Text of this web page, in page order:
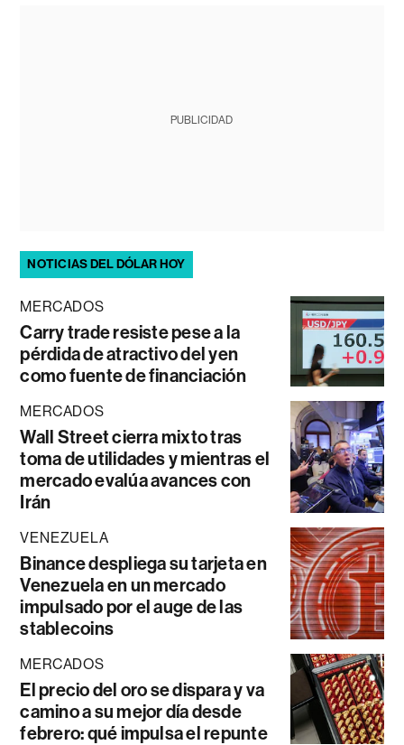
PUBLICIDAD
NOTICIAS DEL DÓLAR HOY
MERCADOS
Carry trade resiste pese a la
pérdida de atractivo del yen
como fuente de financiación
MERCADOS
Wall Street cierra mixto tras
toma de utilidades y mientras el
mercado evalúa avances con
Irán
VENEZUELA
Binance despliega su tarjeta en
Venezuela en un mercado
impulsado por el auge de las
stablecoins
MERCADOS
El precio del oro se dispara y va
camino a su mejor día desde
febrero: qué impulsa el repunte